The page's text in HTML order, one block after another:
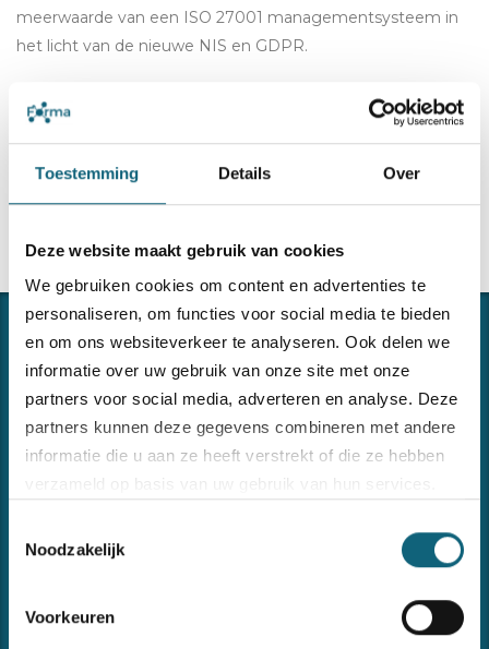
Toestemming Details Over
Deze website maakt gebruik van cookies
We gebruiken cookies om content en advertenties te
personaliseren, om functies voor social media te bieden
en om ons websiteverkeer te analyseren. Ook delen we
informatie over uw gebruik van onze site met onze
partners voor social media, adverteren en analyse. Deze
partners kunnen deze gegevens combineren met andere
informatie die u aan ze heeft verstrekt of die ze hebben
verzameld op basis van uw gebruik van hun services.
Bezoek onze
Noodzakelijk
Voorkeuren
meerwaarde van een ISO 27001 managementsysteem in
het licht van de nieuwe NIS en GDPR.
read more
van uw managementsystemen of andere begeleidings- of
opleidingsvragen omtrent kwaliteit, veiligheid, milieu en